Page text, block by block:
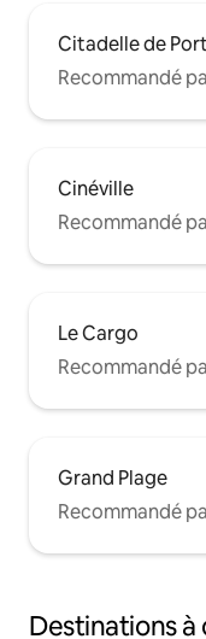
Citadelle de
Recommandé
Cinéville
Recommandé
Le Cargo
Recommandé
Grand Plage
Recommandé
Destinations